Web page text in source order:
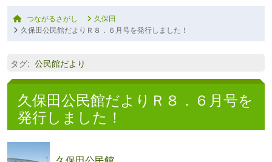
つながるさがし
久保田
久保田公民館だよりＲ８．６月号を発行しました！
タグ: 公民館だより
久保田公民館だよりＲ８．６月号を
発行しました！